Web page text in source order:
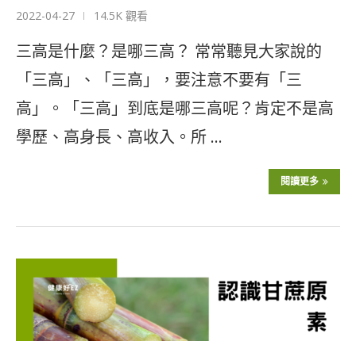
2022-04-27 14.5K 觀看
三高是什麼？是哪三高？ 常常聽見大家說的
「三高」、「三高」，要注意不要有「三
高」。「三高」到底是哪三高呢？肯定不是高
學歷、高身長、高收入。所 …
閱讀更多